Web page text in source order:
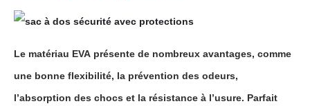
Le matériau EVA présente de nombreux avantages, comme
une bonne flexibilité, la prévention des odeurs,
l’absorption des chocs et la résistance à l’usure. Parfait